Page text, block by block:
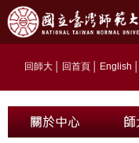
回師大 回首頁 English